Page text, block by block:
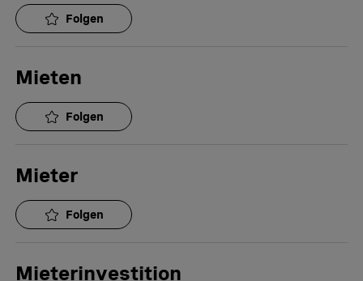
Folgen
Mieten
Folgen
Mieter
Folgen
Mieterinvestition